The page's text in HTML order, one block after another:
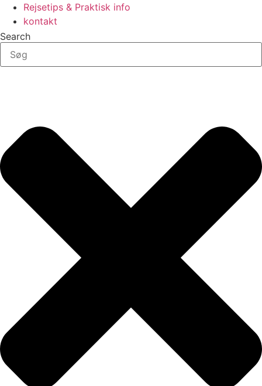
Rejsetips & Praktisk info
kontakt
Search